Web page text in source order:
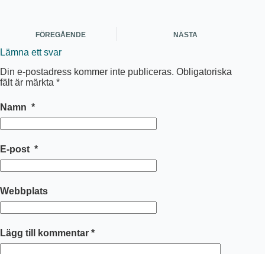
FÖREGÅENDE NÄSTA
Lämna ett svar
Din e-postadress kommer inte publiceras. Obligatoriska
fält är märkta *
Namn *
E-post *
Webbplats
Lägg till kommentar *